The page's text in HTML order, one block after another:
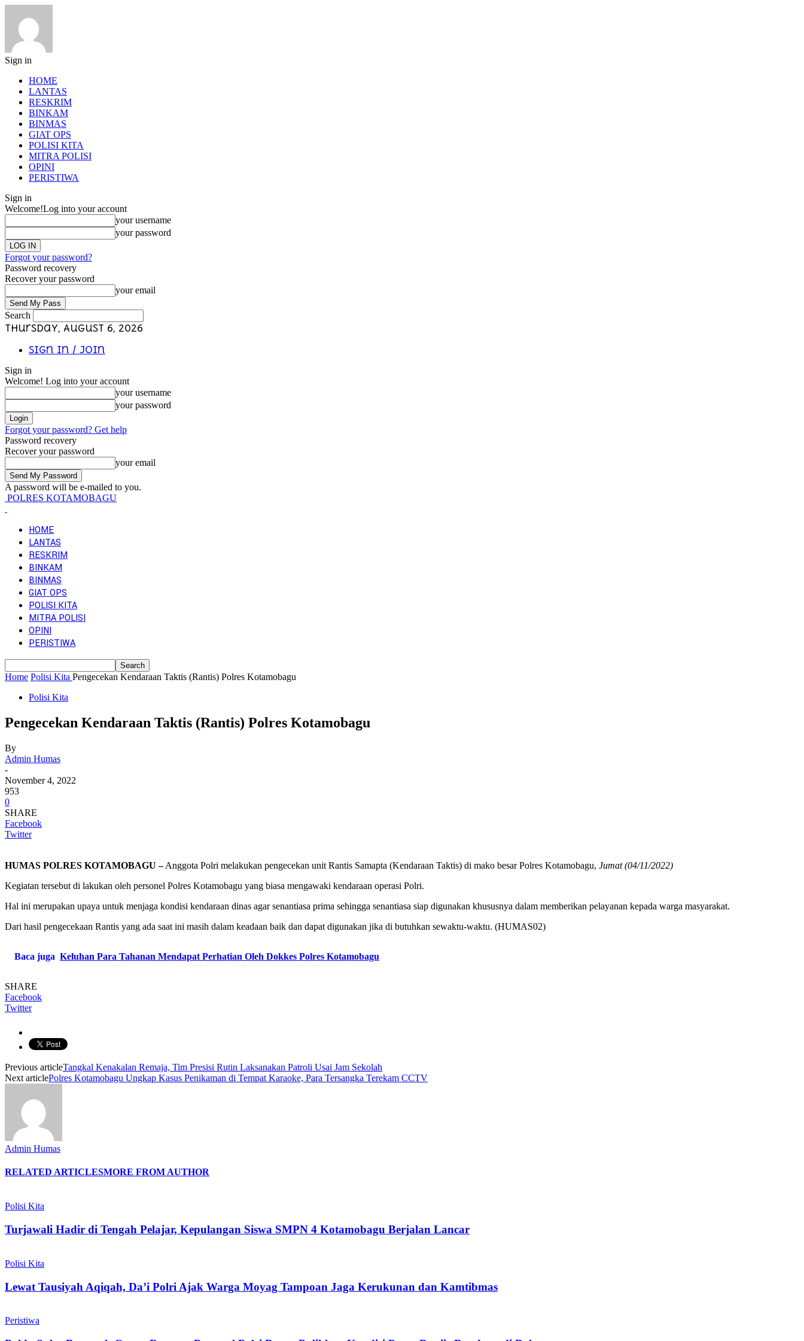
Sign in
HOME
LANTAS
RESKRIM
BINKAM
BINMAS
GIAT OPS
POLISI KITA
MITRA POLISI
OPINI
PERISTIWA
Sign in
Welcome!Log into your account
your username
your password
Forgot your password?
Password recovery
Recover your password
your email
Search
Thursday, August 6, 2026
Sign in / Join
Sign in
Welcome! Log into your account
your username
your password
Forgot your password? Get help
Password recovery
Recover your password
your email
A password will be e-mailed to you.
POLRES KOTAMOBAGU
HOME
LANTAS
RESKRIM
BINKAM
BINMAS
GIAT OPS
POLISI KITA
MITRA POLISI
OPINI
PERISTIWA
Home Polisi Kita Pengecekan Kendaraan Taktis (Rantis) Polres Kotamobagu
Polisi Kita
Pengecekan Kendaraan Taktis (Rantis) Polres Kotamobagu
By
Admin Humas
-
November 4, 2022
953
0
SHARE
Facebook
Twitter
HUMAS POLRES KOTAMOBAGU –Anggota Polri melakukan pengecekan unit Rantis Samapta (Kendaraan Taktis) di mako besar Polres Kotamobagu, Jumat (04/11/2022)
Kegiatan tersebut di lakukan oleh personel Polres Kotamobagu yang biasa mengawaki kendaraan operasi Polri.
Hal ini merupakan upaya untuk menjaga kondisi kendaraan dinas agar senantiasa prima sehingga senantiasa siap digunakan khususnya dalam memberikan pelayanan kepada warga masyarakat.
Dari hasil pengecekaan Rantis yang ada saat ini masih dalam keadaan baik dan dapat digunakan jika di butuhkan sewaktu-waktu. (HUMAS02)
Baca juga Keluhan Para Tahanan Mendapat Perhatian Oleh Dokkes Polres Kotamobagu
SHARE
Facebook
Twitter
Previous articleTangkal Kenakalan Remaja, Tim Presisi Rutin Laksanakan Patroli Usai Jam Sekolah
Next articlePolres Kotamobagu Ungkap Kasus Penikaman di Tempat Karaoke, Para Tersangka Terekam CCTV
Admin Humas
RELATED ARTICLESMORE FROM AUTHOR
Polisi Kita
Turjawali Hadir di Tengah Pelajar, Kepulangan Siswa SMPN 4 Kotamobagu Berjalan Lancar
Polisi Kita
Lewat Tausiyah Aqiqah, Da’i Polri Ajak Warga Moyag Tampoan Jaga Kerukunan dan Kamtibmas
Peristiwa